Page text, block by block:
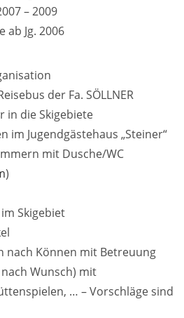
– 2009
ab Jg. 2006
der Fa. SÖLLNER
in die Skigebiete
im Jugendgästehaus „Steiner“
mit Dusche/WC
)
Skigebiet
nach Können mit Betreuung
Wunsch) mit
… – Vorschläge sind